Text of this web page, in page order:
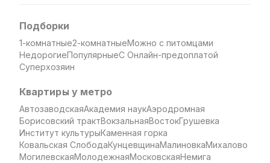
Подборки
1-комнатные2-комнатныеМожно с питомцами
НедорогиеПопулярныеС Онлайн-предоплатой
Суперхозяин
Квартиры у метро
АвтозаводскаяАкадемия наукАэродромная
Борисовский трактВокзальнаяВостокГрушевка
Институт культурыКаменная горка
Ковальская СлободаКунцевщинаМалиновкаМихалово
МогилевскаяМолодежнаяМосковскаяНемига